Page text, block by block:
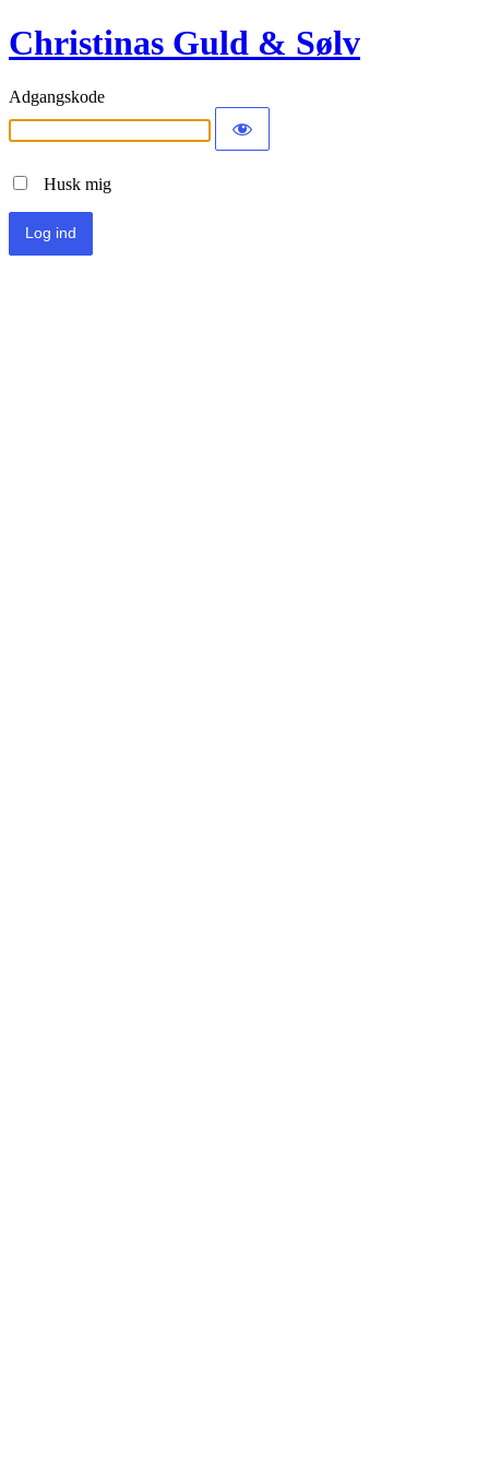
Christinas Guld & Sølv
Adgangskode
Husk mig